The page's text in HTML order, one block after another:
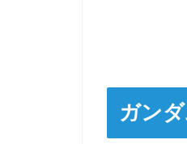
ガン